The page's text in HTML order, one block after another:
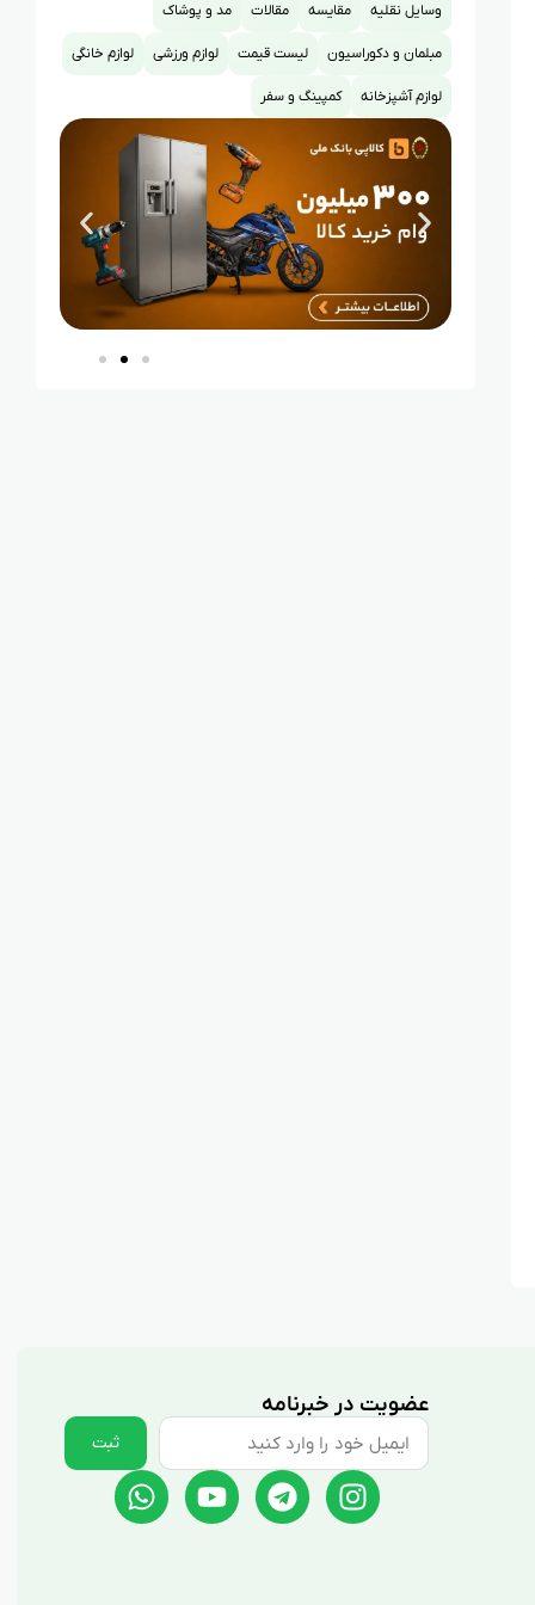
وسایل نقلیه مقایسه مقالات مد و پوشاک
مبلمان و دکوراسیون لیست قیمت لوازم ورزشی لوازم خانگی
لوازم آشپزخانه کمپینگ و سفر
عضویت در خبرنامه
ثبت